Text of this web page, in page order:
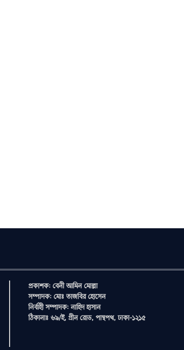
প্রকাশক: বেনী আমিন মোল্লা
সম্পাদক: মোঃ তাজবির হোসেন
নির্বাহী সম্পাদক: নাহিদ হাসান
ঠিকানাঃ ৬৯/ই, গ্রীন রোড, পান্থপথ, ঢাকা-১২১৫